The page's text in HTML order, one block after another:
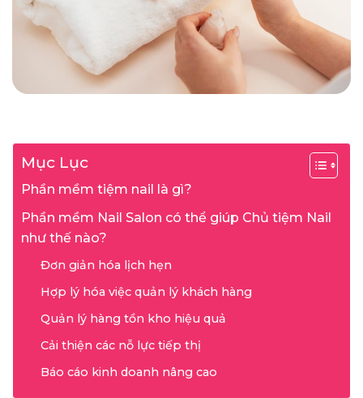
Mục Lục
Phần mềm tiệm nail là gì?
Phần mềm Nail Salon có thể giúp Chủ tiệm Nail
như thế nào?
Đơn giản hóa lịch hẹn
Hợp lý hóa việc quản lý khách hàng
Quản lý hàng tồn kho hiệu quả
Cải thiện các nỗ lực tiếp thị
Báo cáo kinh doanh nâng cao